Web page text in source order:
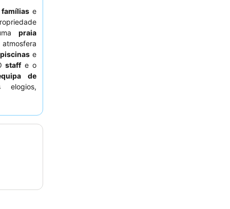
famíliase
praia
e
staffe o
de
elogios,